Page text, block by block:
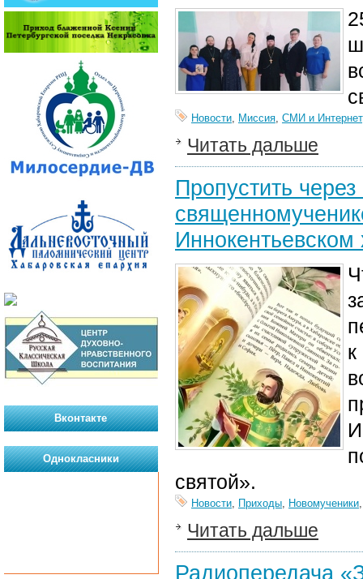
Новости, Миссия, СМИ и Интернет
Читать дальше
Пропустить
святой».
Новости, Приходы, Новомученики
Читать дальше
Радиопередача
Вконтакте
Однокласники